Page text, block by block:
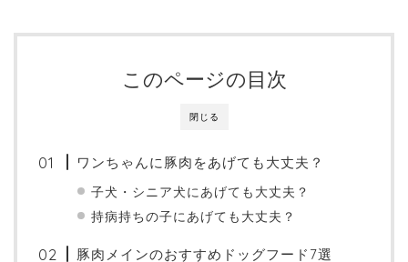
閉じる
このページの目次
ワンちゃんに豚肉をあげても大丈夫？
子犬・シニア犬にあげても大丈夫？
持病持ちの子にあげても大丈夫？
豚肉メインのおすすめドッグフード7選